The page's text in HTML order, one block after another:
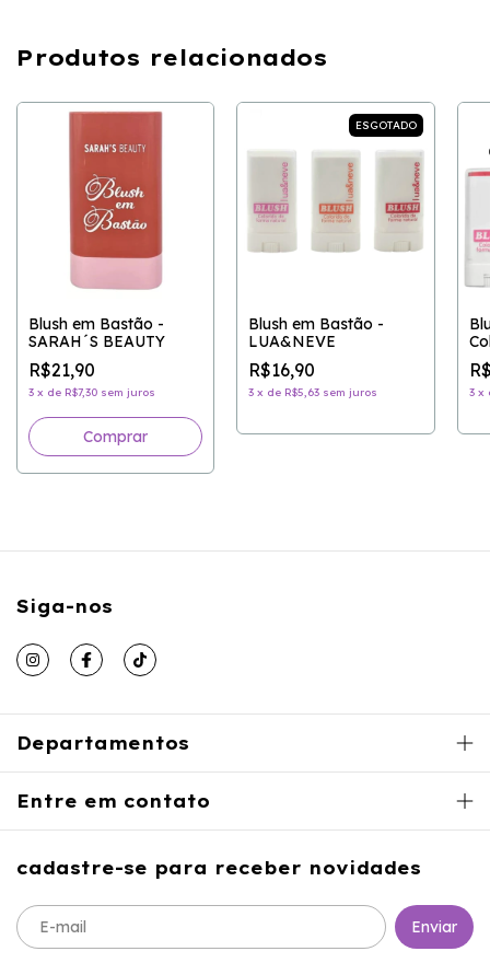
Produtos relacionados
Blush em Bastão -
SARAH´S BEAUTY
R$21,90
3 x de R$7,30 sem juros
Comprar
ESGOTADO
Blush em Bastão -
LUA&NEVE
R$16,90
3 x de R$5,63 sem juros 3 x
Siga-nos
Departamentos
Entre em contato
cadastre-se para receber novidades